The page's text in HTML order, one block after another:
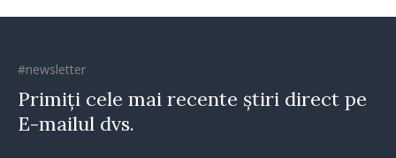
#newsletter
Primiți cele mai recente știri direct pe
E-mailul dvs.